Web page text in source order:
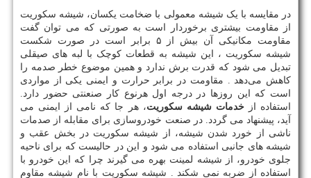
در مقایسه با یک شیشه معمولی با ضخامت یکسان، شیشه سکوریت
از مقاومت بیشتری برخوردار است به صورتی که می توان گفت
مقاومت مکانیکی آن بیش از ۵ برابر است در صورت شکست
شیشه سکوریت ، این شیشه به قطعات کوچک با لبه های صیقلی
تبدیل می شود که قدرت برش ندارد و همین موضوع خطر صدمه را
کاهش می‌دهد . مقاومت در برابر حرارت و ایمنی یکی از مواردی
است که این روزها در درجه اول هرنوع کار صنعنتی حضور دارد.
استفاده ازخدمات شیشه سکوریت، هر جا که نامی از ایمنی می
آید، پیشنهاد می گردد. در صنعت خودروسازی برای مقابله از صدمات
ناشی از خورد شدن شیشه، از شیشه سکوریت در بخش عقب و
شیشه های جانبی استفاده می شود و این در حالیست که برای ناحیه
جلوی خودرو، از شیشه لمینت بهره می گیرند چرا که این خودرو با
استفاده از ضربه نمی شکند . شیشه سکوریت با نام شیشه مقاوم